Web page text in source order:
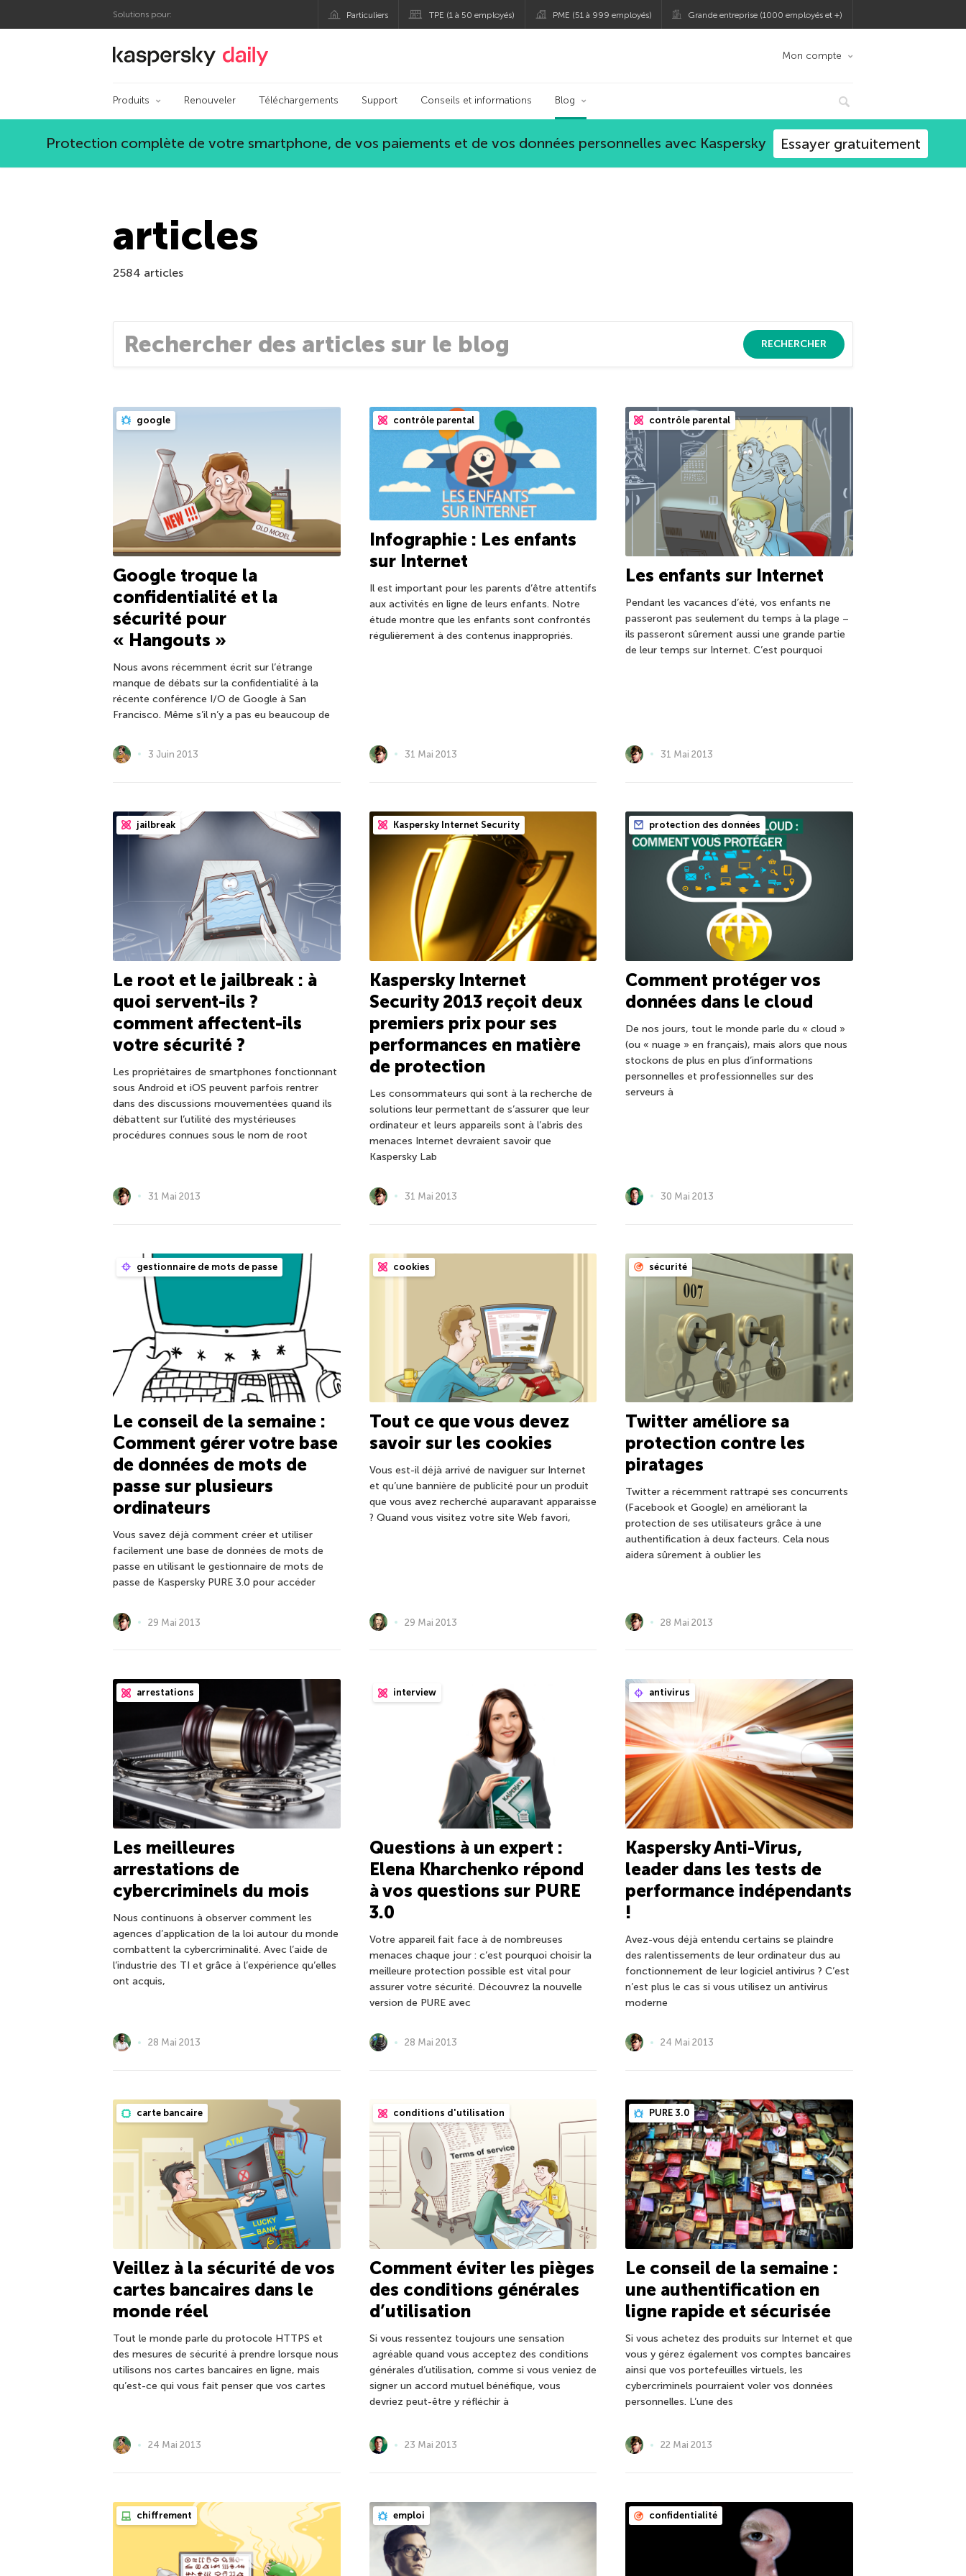
Solutions pour: Particuliers TPE (1 à 50 employés) PME (51 à 999 employés) Grande entreprise (1000 employés et +)
Blog officiel de Kaspersky Mon compte
Produits Renouveler Téléchargements Support Conseils et informations Blog
Protection complète de votre smartphone, de vos paiements et de vos données personnelles avec Kaspersky Essayer gratuitement
articles
2584 articles
RECHERCHER
google
Google troque la
confidentialité et la
sécurité pour
« Hangouts »
Nous avons récemment écrit sur l’étrange
manque de débats sur la confidentialité à la
récente conférence I/O de Google à San
Francisco. Même s’il n’y a pas eu beaucoup de
3 Juin 2013
contrôle parental
Infographie : Les enfants
sur Internet
Il est important pour les parents d’être attentifs
aux activités en ligne de leurs enfants. Notre
étude montre que les enfants sont confrontés
régulièrement à des contenus inappropriés.
31 Mai 2013
contrôle parental
Les enfants sur Internet
Pendant les vacances d’été, vos enfants ne
passeront pas seulement du temps à la plage –
ils passeront sûrement aussi une grande partie
de leur temps sur Internet. C’est pourquoi
31 Mai 2013
jailbreak
Le root et le jailbreak : à
quoi servent-ils ?
comment affectent-ils
votre sécurité ?
Les propriétaires de smartphones fonctionnant
sous Android et iOS peuvent parfois rentrer
dans des discussions mouvementées quand ils
débattent sur l’utilité des mystérieuses
procédures connues sous le nom de root
31 Mai 2013
Kaspersky Internet Security
Kaspersky Internet
Security 2013 reçoit deux
premiers prix pour ses
performances en matière
de protection
Les consommateurs qui sont à la recherche de
solutions leur permettant de s’assurer que leur
ordinateur et leurs appareils sont à l’abris des
menaces Internet devraient savoir que
Kaspersky Lab
31 Mai 2013
protection des données
Comment protéger vos
données dans le cloud
De nos jours, tout le monde parle du « cloud »
(ou « nuage » en français), mais alors que nous
stockons de plus en plus d’informations
personnelles et professionnelles sur des
serveurs à
30 Mai 2013
gestionnaire de mots de passe
Le conseil de la semaine :
Comment gérer votre base
de données de mots de
passe sur plusieurs
ordinateurs
Vous savez déjà comment créer et utiliser
facilement une base de données de mots de
passe en utilisant le gestionnaire de mots de
passe de Kaspersky PURE 3.0 pour accéder
29 Mai 2013
cookies
Tout ce que vous devez
savoir sur les cookies
Vous est-il déjà arrivé de naviguer sur Internet
et qu’une bannière de publicité pour un produit
que vous avez recherché auparavant apparaisse
? Quand vous visitez votre site Web favori,
29 Mai 2013
sécurité
Twitter améliore sa
protection contre les
piratages
Twitter a récemment rattrapé ses concurrents
(Facebook et Google) en améliorant la
protection de ses utilisateurs grâce à une
authentification à deux facteurs. Cela nous
aidera sûrement à oublier les
28 Mai 2013
arrestations
Les meilleures
arrestations de
cybercriminels du mois
Nous continuons à observer comment les
agences d’application de la loi autour du monde
combattent la cybercriminalité. Avec l’aide de
l’industrie des TI et grâce à l’expérience qu’elles
ont acquis,
28 Mai 2013
interview
Questions à un expert :
Elena Kharchenko répond
à vos questions sur PURE
3.0
Votre appareil fait face à de nombreuses
menaces chaque jour : c’est pourquoi choisir la
meilleure protection possible est vital pour
assurer votre sécurité. Découvrez la nouvelle
version de PURE avec
28 Mai 2013
antivirus
Kaspersky Anti-Virus,
leader dans les tests de
performance indépendants
!
Avez-vous déjà entendu certains se plaindre
des ralentissements de leur ordinateur dus au
fonctionnement de leur logiciel antivirus ? C’est
n’est plus le cas si vous utilisez un antivirus
moderne
24 Mai 2013
carte bancaire
Veillez à la sécurité de vos
cartes bancaires dans le
monde réel
Tout le monde parle du protocole HTTPS et
des mesures de sécurité à prendre lorsque nous
utilisons nos cartes bancaires en ligne, mais
qu’est-ce qui vous fait penser que vos cartes
24 Mai 2013
conditions d'utilisation
Comment éviter les pièges
des conditions générales
d’utilisation
Si vous ressentez toujours une sensation
agréable quand vous acceptez des conditions
générales d’utilisation, comme si vous veniez de
signer un accord mutuel bénéfique, vous
devriez peut-être y réfléchir à
23 Mai 2013
PURE 3.0
Le conseil de la semaine :
une authentification en
ligne rapide et sécurisée
Si vous achetez des produits sur Internet et que
vous y gérez également vos comptes bancaires
ainsi que vos portefeuilles virtuels, les
cybercriminels pourraient voler vos données
personnelles. L’une des
22 Mai 2013
chiffrement emploi confidentialité